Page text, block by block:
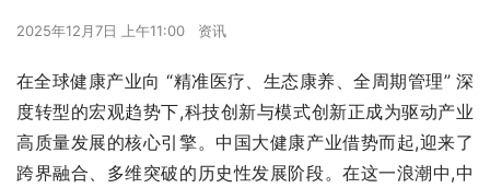
2025年12月7日 上午11:00 资讯
在全球健康产业向 “精准医疗、生态康养、全周期管理” 深
度转型的宏观趋势下,科技创新与模式创新正成为驱动产业
高质量发展的核心引擎。中国大健康产业借势而起,迎来了
跨界融合、多维突破的历史性发展阶段。在这一浪潮中,中